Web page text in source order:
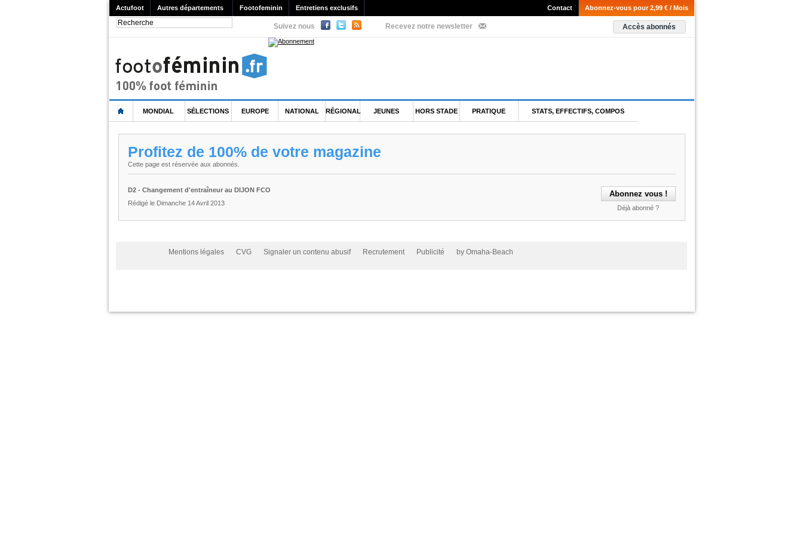
Actufoot Autres départements Footofeminin Entretiens exclusifs Abonnez-vous pour 2,99 € / Mois
Contact
Suivez nous Recevez notre newsletter Accès abonnés
MONDIAL SÉLECTIONS EUROPE NATIONAL RÉGIONAL JEUNES HORS STADE PRATIQUE STATS, EFFECTIFS, COMPOS
Profitez de 100% de votre magazine
Cette page est réservée aux abonnés.
Déjà abonné ?
D2 - Changement d'entraîneur au DIJON FCO
Rédigé le Dimanche 14 Avril 2013
Mentions légales CVG Signaler un contenu abusif Recrutement Publicité by Omaha-Beach